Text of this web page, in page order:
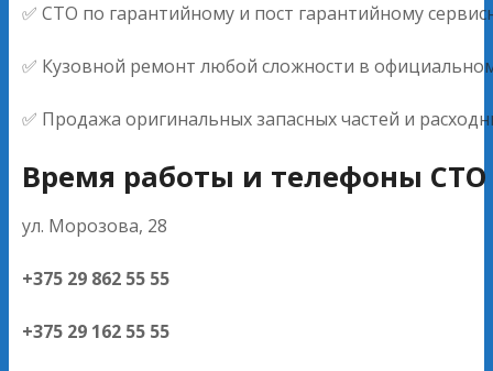
✅ СТО по гарантийному и пост гарантийному
✅ Кузовной ремонт любой сложности в
✅ Продажа оригинальных запасных частей и
Время работы и телефоны СТО
ул. Морозова, 28
+375 29 862 55 55
+375 29 162 55 55